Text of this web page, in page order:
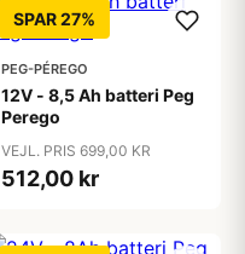
SPAR 27%
PEG-PÉREGO
12V - 8,5 Ah batteri Peg
Perego
VEJL. PRIS 699,00 KR
512,00 kr